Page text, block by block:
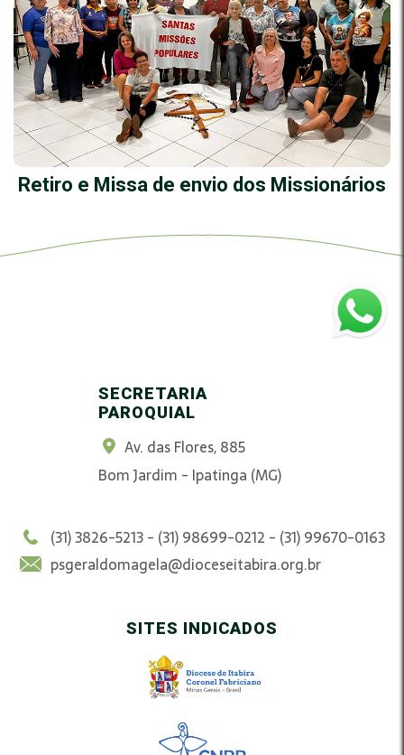
Retiro e Missa de envio dos Missionários
SECRETARIA
PAROQUIAL
Av. das Flores, 885
Bom Jardim - Ipatinga (MG)
(31) 3826-5213 - (31) 98699-0212 - (31) 99670-0163
psgeraldomagela@dioceseitabira.org.br
SITES INDICADOS